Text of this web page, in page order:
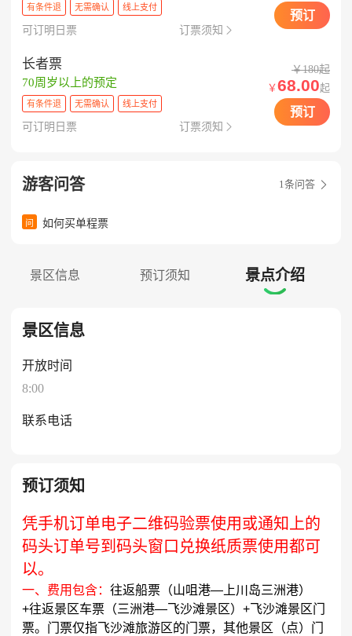
有条件退 无需确认 线上支付
可订明日票 订票须知 
预订
长者票
70周岁以上的预定
有条件退 无需确认 线上支付
可订明日票 订票须知 
￥180起
￥68.00起
预订
游客问答 1 条问答 
问 如何买单程票
景区信息 预订须知 景点介绍

景区信息
开放时间
8:00
联系电话
预订须知
​凭手机订单电子二维码验票使用或通知上的
码头订单号到码头窗口兑换纸质票使用都可
以。
一、费用包含： 往返船票（山咀港—上川岛三洲港）
+往返景区车票（三洲港—飞沙滩景区）+飞沙滩景区门
票。门票仅指飞沙滩旅游区的门票，其他景区（点）门